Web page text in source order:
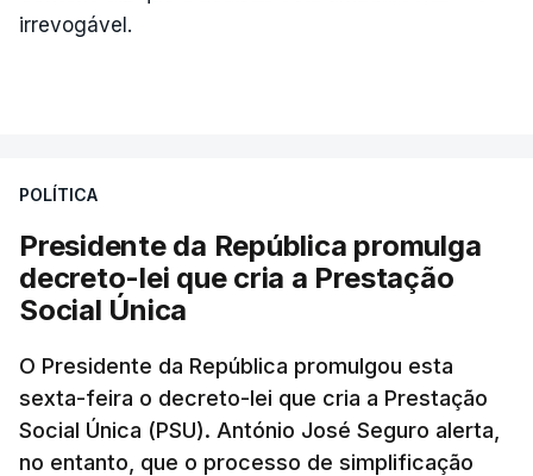
irrevogável.
POLÍTICA
Presidente da República promulga
decreto-lei que cria a Prestação
Social Única
O Presidente da República promulgou esta
sexta-feira o decreto-lei que cria a Prestação
Social Única (PSU). António José Seguro alerta,
no entanto, que o processo de simplificação